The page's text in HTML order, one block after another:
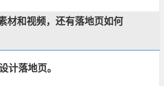
材和视频，还有落地页如何
计落地页。